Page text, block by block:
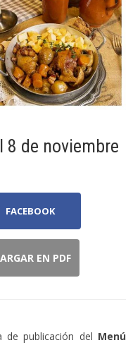
8 de noviembre
FACEBOOK
EN PDF
de publicación del Menú